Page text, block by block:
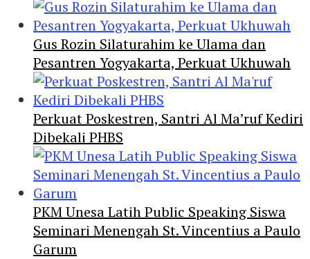
Gus Rozin Silaturahim ke Ulama dan
Pesantren Yogyakarta, Perkuat Ukhuwah
Perkuat Poskestren, Santri Al Ma’ruf Kediri
Dibekali PHBS
PKM Unesa Latih Public Speaking Siswa
Seminari Menengah St. Vincentius a Paulo
Garum